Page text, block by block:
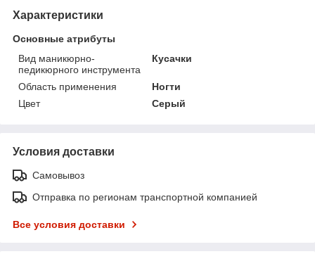
Характеристики
Основные атрибуты
Вид маникюрно-
педикюрного инструмента
Кусачки
Область применения
Ногти
Цвет
Серый
Условия доставки
Самовывоз
Отправка по регионам транспортной компанией
Все условия доставки